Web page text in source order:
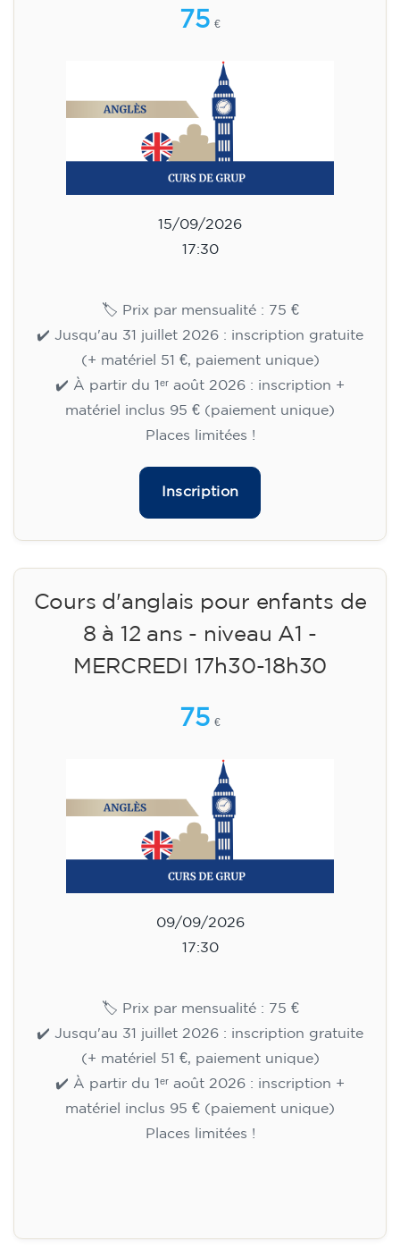
75 €
15/09/2026
17:30
🏷️ Prix par mensualité : 75 €
✔️ Jusqu'au 31 juillet 2026 : inscription gratuite
(+ matériel 51 €, paiement unique)
✔️ À partir du 1ᵉʳ août 2026 : inscription +
matériel inclus 95 € (paiement unique)
Places limitées !
Inscription
Cours d'anglais pour enfants de
8 à 12 ans - niveau A1 -
MERCREDI 17h30-18h30
75 €
09/09/2026
17:30
🏷️ Prix par mensualité : 75 €
✔️ Jusqu'au 31 juillet 2026 : inscription gratuite
(+ matériel 51 €, paiement unique)
✔️ À partir du 1ᵉʳ août 2026 : inscription +
matériel inclus 95 € (paiement unique)
Places limitées !